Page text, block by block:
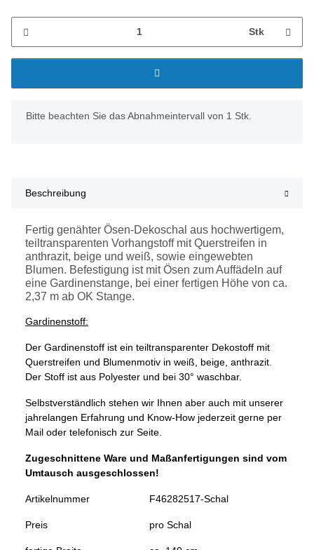
Stk
x
Bitte beachten Sie das Abnahmeintervall von 1 Stk.
Beschreibung
Fertig genähter Ösen-Dekoschal aus hochwertigem,
teiltransparenten Vorhangstoff mit Querstreifen in
anthrazit, beige und weiß, sowie eingewebten
Blumen. Befestigung ist mit Ösen zum Auffädeln auf
eine Gardinenstange, bei einer fertigen Höhe von ca.
2,37 m ab OK Stange.
Gardinenstoff:
Der Gardinenstoff ist ein teiltransparenter Dekostoff mit
Querstreifen und Blumenmotiv in weiß, beige, anthrazit.
Der Stoff ist aus Polyester und bei 30° waschbar.
Selbstverständlich stehen wir Ihnen aber auch mit unserer
jahrelangen Erfahrung und Know-How jederzeit gerne per
Mail oder telefonisch zur Seite.
Zugeschnittene Ware und Maßanfertigungen sind vom
Umtausch ausgeschlossen!
Artikelnummer F46282517-Schal
Preis pro Schal